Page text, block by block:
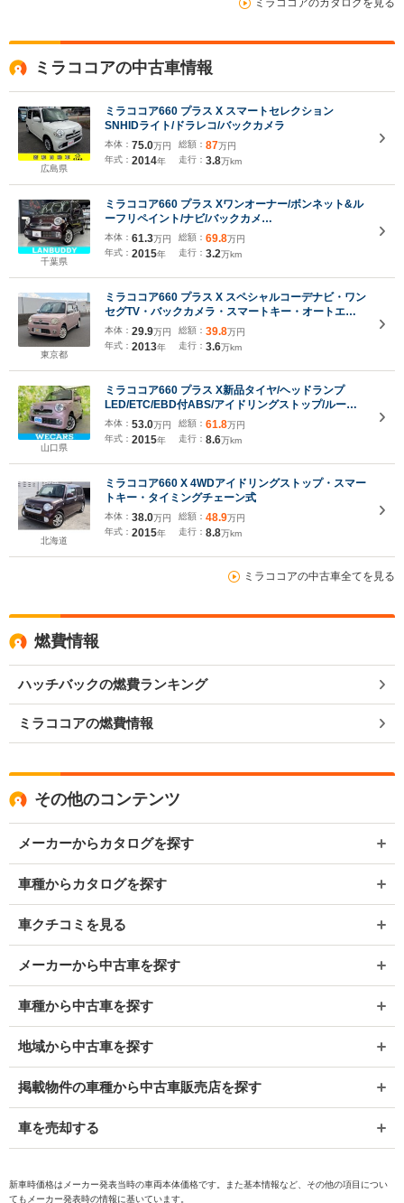
ミラココアの中古車情報
広島県
ミラココア660 プラス X スマートセレクション
SNHIDライト/ドラレコ/バックカメラ
本体： 75.0万円
年式： 2014年
総額： 87万円
走行： 3.8万km
千葉県
ミラココア660 プラス Xワンオーナー/ボンネット&ル
ーフリペイント/ナビ/バックカメ
ラ/Bluetooth/ETC/LEDヘッドライト/アイドリングス
トップ/スマートキー/オートエアコン/電動格納ミラー/
本体： 61.3万円
年式： 2015年
総額： 69.8万円
走行： 3.2万km
東京都
ミラココア660 プラス X スペシャルコーデナビ・ワン
セグTV・バックカメラ・スマートキー・オートエア
コン・フォグランプ・EGS保証1年付き・車検令和10
年7月
本体： 29.9万円
年式： 2013年
総額： 39.8万円
走行： 3.6万km
山口県
ミラココア660 プラス X新品タイヤ/ヘッドランプ
LED/ETC/EBD付ABS/アイドリングストップ/ルーフ
レール/エアバッグ 運転席/エアバッグ 助手席/パワー
ウインドウ/キーレスエントリー/オートエアコン
本体： 53.0万円
年式： 2015年
総額： 61.8万円
走行： 8.6万km
北海道
ミラココア660 X 4WDアイドリングストップ・スマー
トキー・タイミングチェーン式
本体： 38.0万円
年式： 2015年
総額： 48.9万円
走行： 8.8万km
ミラココアの中古車全てを見る
燃費情報
ハッチバックの燃費ランキング
ミラココアの燃費情報
その他のコンテンツ
メーカーからカタログを探す
車種からカタログを探す
車クチコミを見る
メーカーから中古車を探す
車種から中古車を探す
地域から中古車を探す
掲載物件の車種から中古車販売店を探す
車を売却する
新車時価格はメーカー発表当時の車両本体価格です。また基本情報など、その他の項目につい
てもメーカー発表時の情報に基いています。